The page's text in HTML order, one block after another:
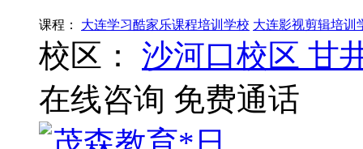
课程： 大连学习酷家乐课程培训学校 大连影视剪辑培训
校区： 沙河口校区 甘
在线咨询 免费通话